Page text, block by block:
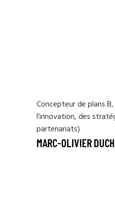
Concepteur de plans
l'innovation, des
partenariats)
MARC-OLIVIER